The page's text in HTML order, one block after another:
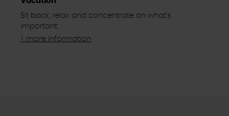
Sit back, relax and concentrate on what's
important.
> more information